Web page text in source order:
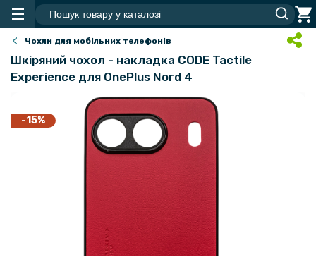
Чохли для мобільних телефонів
Шкіряний чохол - накладка CODE Tactile
Experience для OnePlus Nord 4
-15%